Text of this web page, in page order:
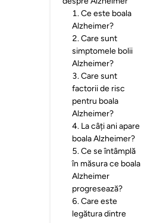
1.Ce este boala
Alzheimer?
2.Care sunt
simptomele bolii
Alzheimer?
3.Care sunt
factorii de risc
pentru boala
Alzheimer?
4. La câți ani apare
boala Alzheimer?
5.Ce se întâmplă
în măsura ce boala
Alzheimer
progresează?
6.Care este
legătura dintre